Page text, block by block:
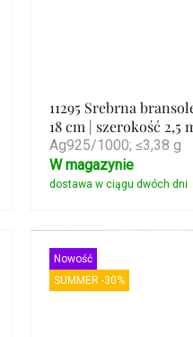
11295 Srebrna
18 cm | szerokość 2,5
Ag925/1000; ≤3,38 g
W magazynie
Nowość
SUMMER -30%